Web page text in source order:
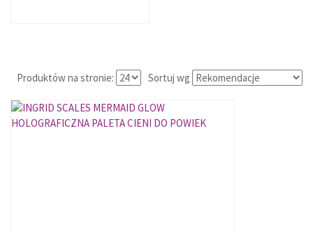
Sortuj wg
Produktów na stronie: